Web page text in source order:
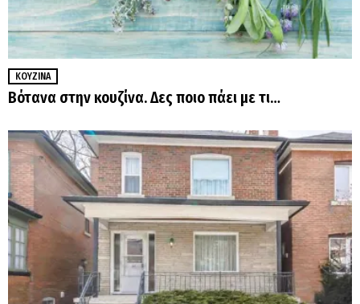
ΚΟΥΖΊΝΑ
Βότανα στην κουζίνα. Δες ποιο πάει με τι…